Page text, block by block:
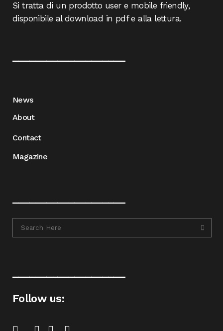
Si tratta di un prodotto user e mobile friendly,
disponibile al download in pdf e alla lettura.
News
About
Contact
Magazine
Follow us: